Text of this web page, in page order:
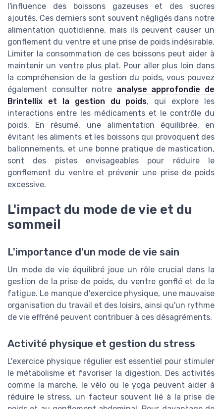
l'influence des boissons gazeuses et des sucres
ajoutés. Ces derniers sont souvent négligés dans notre
alimentation quotidienne, mais ils peuvent causer un
gonflement du ventre et une prise de poids indésirable.
Limiter la consommation de ces boissons peut aider à
maintenir un ventre plus plat. Pour aller plus loin dans
la compréhension de la gestion du poids, vous pouvez
également consulter notre analyse approfondie de
Brintellix et la gestion du poids, qui explore les
interactions entre les médicaments et le contrôle du
poids. En résumé, une alimentation équilibrée, en
évitant les aliments et les boissons qui provoquent des
ballonnements, et une bonne pratique de mastication,
sont des pistes envisageables pour réduire le
gonflement du ventre et prévenir une prise de poids
excessive.
L'impact du mode de vie et du
sommeil
L'importance d'un mode de vie sain
Un mode de vie équilibré joue un rôle crucial dans la
gestion de la prise de poids, du ventre gonflé et de la
fatigue. Le manque d'exercice physique, une mauvaise
organisation du travail et des loisirs, ainsi qu'un rythme
de vie effréné peuvent contribuer à ces désagréments.
Activité physique et gestion du stress
L'exercice physique régulier est essentiel pour stimuler
le métabolisme et favoriser la digestion. Des activités
comme la marche, le vélo ou le yoga peuvent aider à
réduire le stress, un facteur souvent lié à la prise de